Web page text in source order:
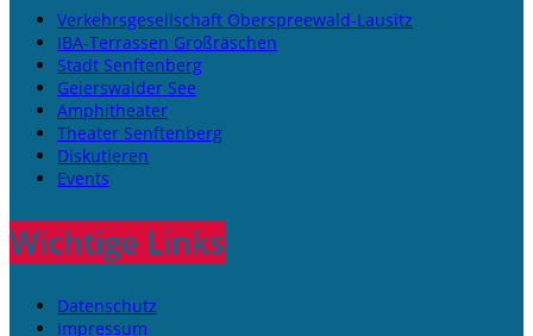
Verkehrsgesellschaft Oberspreewald-Lausitz
IBA-Terrassen Großräschen
Stadt Senftenberg
Geierswalder See
Amphitheater
Theater Senftenberg
Diskutieren
Events
Wichtige Links
Datenschutz
Impressum